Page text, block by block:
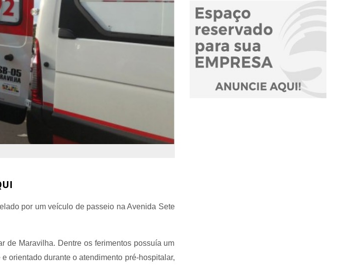
por um veículo de passeio na Avenida Sete
de Maravilha. Dentre os ferimentos possuía um
orientado durante o atendimento pré-hospitalar,